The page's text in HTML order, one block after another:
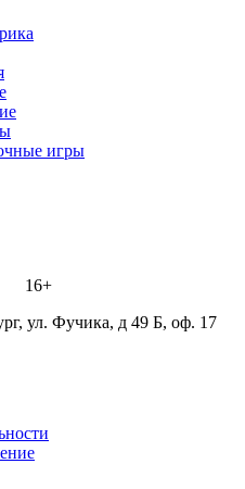
игры
16+
ул. Фучика, д 49 Б, оф. 17